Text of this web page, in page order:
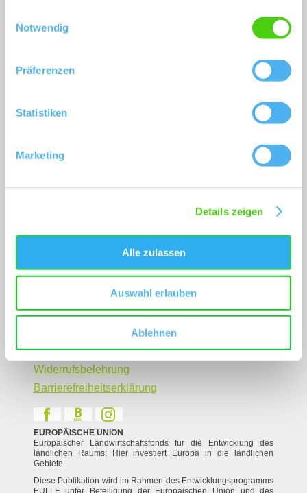
Notwendig
Präferenzen
Statistiken
Marketing
Details zeigen
Alle zulassen
Auswahl erlauben
Ablehnen
Unser Servicekontakt:
Sie benötigen weitere Informationen? Wir helfen
(0049) 6242 5030109
infothek@vg-wonnegau.de
Buchen
Wonnegau Erlebnisshop
Service
Gastgeber - Login
Datenschutz
AGB
Widerrufsbelehrung
Barrierefreiheitserklärung
EUROPÄISCHE UNION
Europäischer Landwirtschaftsfonds für die Entwicklung des
ländlichen Raums: Hier investiert Europa in die ländlichen
Gebiete
Diese Publikation wird im Rahmen des Entwicklungsprogramms
EULLE unter Beteiligung der Europäischen Union und des